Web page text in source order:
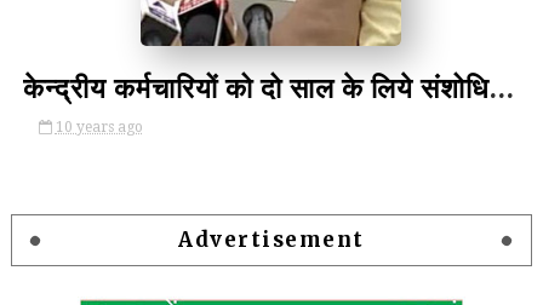
केन्द्रीय कर्मचारियों को दो साल के लिये संशोधित दरों पर बोनस- Bonus For Central Government Employees
10 years ago
Advertisement